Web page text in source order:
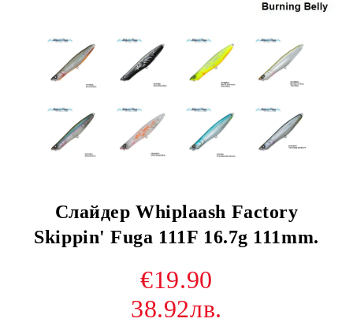
Слайдер Whiplaash Factory
Skippin' Fuga 111F 16.7g 111mm.
€19.90
38.92лв.